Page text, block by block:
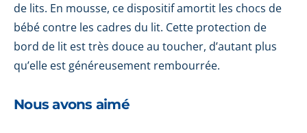
de lits. En mousse, ce dispositif amortit les chocs de
bébé contre les cadres du lit. Cette protection de
bord de lit est très douce au toucher, d’autant plus
qu’elle est généreusement rembourrée.
Nous avons aimé